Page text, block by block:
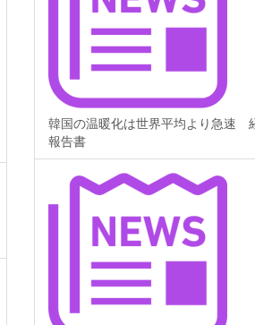
韓国の温暖化は世界平均より急速
報告書